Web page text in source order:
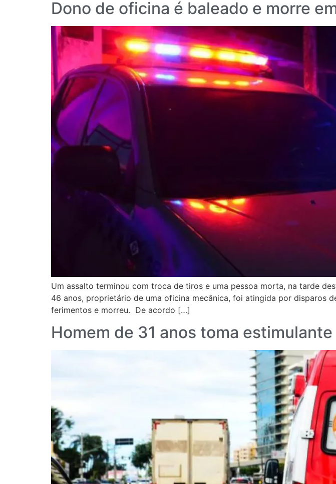
Dono de oficina é baleado e morre
Um assalto terminou com troca de tiros e uma pessoa morta, na tarde
46 anos, proprietário de uma oficina mecânica, foi atingida por disparos
ferimentos e morreu. De acordo […]
Homem de 31 anos toma